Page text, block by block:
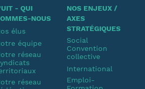
- QUI
NOUS
élus
équipe
réseau
réseau
NOS ENJEUX /
AXES
STRATÉGIQUES
Social
Convention
collective
International
Emploi-